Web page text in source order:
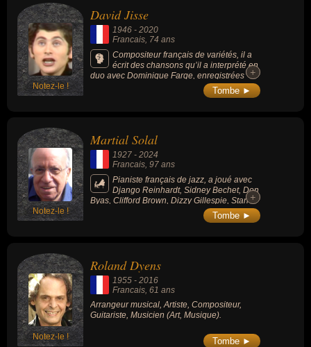
Notez-le !
David Jisse
1946 - 2020
Francais , 74 ans
Compositeur français de variétés, il a
écrit des chansons qu’il a interprété en
duo avec Dominique Farge, enregistrées
entre 1968 et 1980, comme en témoigne «
Ouvre-moi vite la porte », et l'adaptation
+
+
Tombe ►
Notez-le !
Martial Solal
1927 - 2024
Francais, 97 ans
Pianiste français de jazz, a joué avec
Django Reinhardt, Sidney Bechet, Don
Byas, Clifford Brown, Dizzy Gillespie, Stan
Getz ou Sonny Rollins. Il enregistre plus de
100 disques et compose plusieurs musiques
piano jazz Martial Solal, organisé de 1988 à
2010, est nommé en son honneur.
+
+
Tombe ►
Notez-le !
Roland Dyens
1955 - 2016
Francais, 61 ans
Arrangeur musical, Artiste, Compositeur,
Guitariste, Musicien (Art, Musique).
Tombe ►